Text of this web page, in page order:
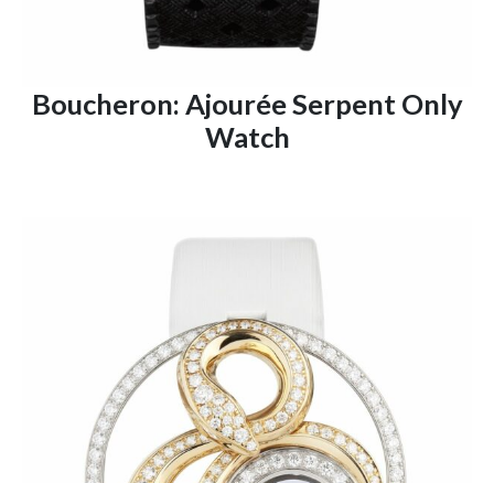
Boucheron: Ajourée Serpent Only
Watch